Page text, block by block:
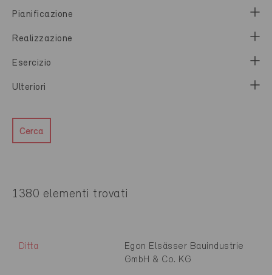
Pianificazione
Realizzazione
Esercizio
Ulteriori
Cerca
1380 elementi trovati
Ditta
Egon Elsässer Bauindustrie
GmbH & Co. KG